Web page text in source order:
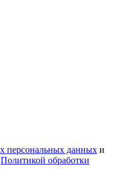
персональных данных и
Политикой обработки